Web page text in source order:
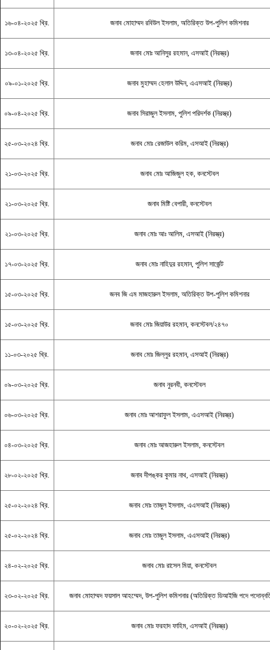
১৬-০৪-২০২৫ খ্রি. জনাব মোহাম্মদ রবিউল ইসলাম, অতিরিক্ত উপ-পুলিশ কমিশনার
১৩-০৪-২০২৫ খ্রি. জনাব মোঃ আনিসুর রহমান, এসআই (নিরস্ত্র)
০৯-০১-২০২৫ খ্রি. জনাব মুহাম্মদ হেলাল উদ্দিন, এএসআই (নিরস্ত্র)
০৯-০৪-২০২৫ খ্রি. জনাব সিরাজুল ইসলাম, পুলিশ পরিদর্শক (নিরস্ত্র)
২৫-০৩-২০২৪ খ্রি. জনাব মোঃ রেজাউল করিম, এসআই (নিরস্ত্র)
২১-০৩-২০২৫ খ্রি. জনাব মোঃ আজিজুল হক, কনস্টেবল
২১-০৩-২০২৫ খ্রি. জনাব মিষ্টি বেপারী, কনস্টেবল
২১-০৩-২০২৫ খ্রি. জনাব মোঃ আঃ আলিম, এসআই (নিরস্ত্র)
১৭-০৩-২০২৫ খ্রি. জনাব মোঃ নাহিদুর রহমান, পুলিশ সার্জেন্ট
১৫-০৩-২০২৫ খ্রি. জনব জি এম মাজহারুল ইসলাম, অতিরিক্ত উপ-পুলিশ কমিশনার
১৫-০৩-২০২৫ খ্রি. জনাব মোঃ জিয়াউর রহমান, কনস্টেবল/২৪৭০
১১-০৩-২০২৫ খ্রি. জনাব মোঃ জিল্লুর রহমান, এসআই (নিরস্ত্র)
০৯-০৩-২০২৫ খ্রি. জনাব নুরনবী, কনস্টেবল
০৬-০৩-২০২৫ খ্রি. জনাব মোঃ আশরাফুল ইসলাম, এএসআই (নিরস্ত্র)
০৪-০৩-২০২৫ খ্রি. জনাব মোঃ আজহারুল ইসলাম, কনস্টেবল
২৮-০২-২০২৫ খ্রি. জনাব দীপঙ্কর কুমার নাথ, এসআই (নিরস্ত্র)
২৫-০২-২০২৪ খ্রি. জনাব মোঃ তাজুল ইসলাম, এএসআই (নিরস্ত্র)
২৫-০২-২০২৪ খ্রি. জনাব মোঃ তাজুল ইসলাম, এএসআই (নিরস্ত্র)
২৪-০২-২০২৫ খ্রি. জনাব মোঃ রাসেল মিয়া, কনস্টেবল
২৩-০২-২০২৫ খ্রি. জনাব মোহাম্মদ ফয়সাল আহম্মেদ, উপ-পুলিশ কমিশনার (অতিরিক্ত ডিআইজি পদে
২০-০২-২০২৫ খ্রি. জনাব মোঃ ফরহাদ ফাহিম, এসআই (নিরস্ত্র)